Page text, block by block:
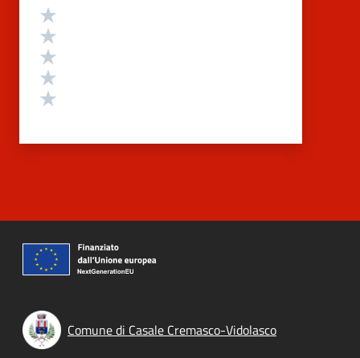
Valutazione
Comune di Casale Cremasco-Vidolasco